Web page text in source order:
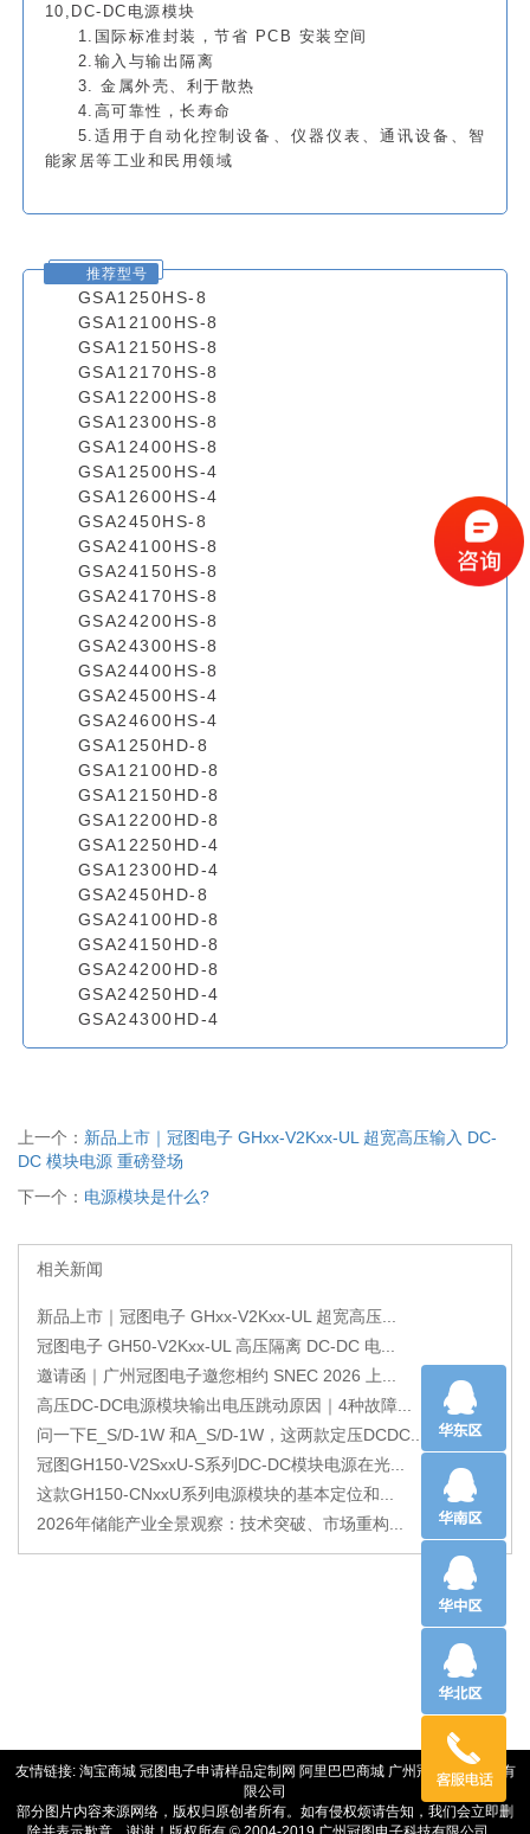
10,DC-DC电源模块
1.国际标准封装，节省 PCB 安装空间
2.输入与输出隔离
3. 金属外壳、利于散热
4.高可靠性，长寿命
5.适用于自动化控制设备、仪器仪表、通讯设备、智
能家居等工业和民用领域
推荐型号
GSA1250HS-8
GSA12100HS-8
GSA12150HS-8
GSA12170HS-8
GSA12200HS-8
GSA12300HS-8
GSA12400HS-8
GSA12500HS-4
GSA12600HS-4
GSA2450HS-8
GSA24100HS-8
GSA24150HS-8
GSA24170HS-8
GSA24200HS-8
GSA24300HS-8
GSA24400HS-8
GSA24500HS-4
GSA24600HS-4
GSA1250HD-8
GSA12100HD-8
GSA12150HD-8
GSA12200HD-8
GSA12250HD-4
GSA12300HD-4
GSA2450HD-8
GSA24100HD-8
GSA24150HD-8
GSA24200HD-8
GSA24250HD-4
GSA24300HD-4
上一个： 新品上市｜冠图电子 GHxx-V2Kxx-UL 超宽高压输入 DC-
DC 模块电源 重磅登场
下一个： 电源模块是什么?
相关新闻
新品上市｜冠图电子 GHxx-V2Kxx-UL 超宽高压...
冠图电子 GH50-V2Kxx-UL 高压隔离 DC-DC 电...
邀请函｜广州冠图电子邀您相约 SNEC 2026 上...
高压DC-DC电源模块输出电压跳动原因｜4种故障...
问一下E_S/D-1W 和A_S/D-1W，这两款定压DCDC...
冠图GH150-V2SxxU-S系列DC-DC模块电源在光...
这款GH150-CNxxU系列电源模块的基本定位和...
2026年储能产业全景观察：技术突破、市场重构...
友情链接: 淘宝商城 冠图电子申请样品定制网 阿里巴巴商城 广州冠优电源技术有
限公司
部分图片内容来源网络，版权归原创者所有。如有侵权烦请告知，我们会立即删